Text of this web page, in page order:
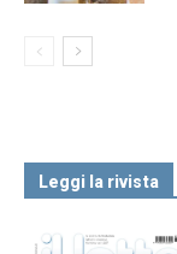
Leggi la rivista